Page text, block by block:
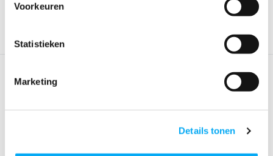
Voorkeuren
Statistieken
Marketing
Details tonen